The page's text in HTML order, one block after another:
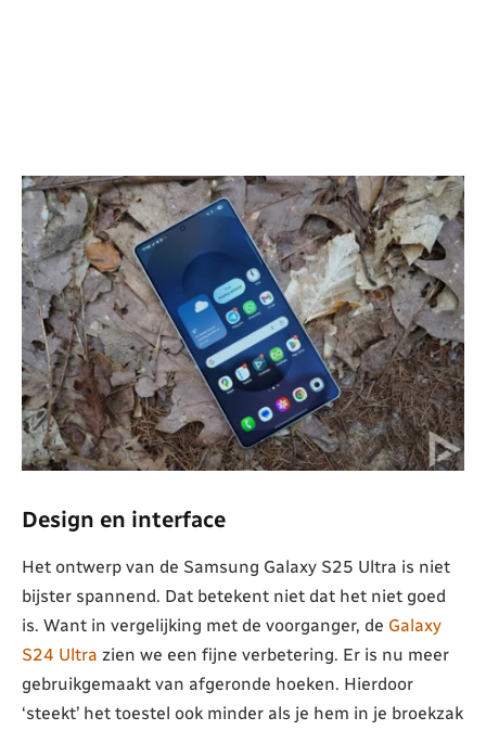
Design en interface
Het ontwerp van de Samsung Galaxy S25 Ultra is niet
bijster spannend. Dat betekent niet dat het niet goed
is. Want in vergelijking met de voorganger, de Galaxy
S24 Ultra zien we een fijne verbetering. Er is nu meer
gebruikgemaakt van afgeronde hoeken. Hierdoor
‘steekt’ het toestel ook minder als je hem in je broekzak